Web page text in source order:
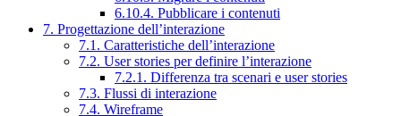
6.10.4. Pubblicare i contenuti
7. Progettazione dell’interazione
7.1. Caratteristiche dell’interazione
7.2. User stories per definire l’interazione
7.2.1. Differenza tra scenari e user stories
7.3. Flussi di interazione
7.4. Wireframe